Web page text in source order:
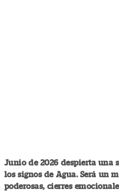
Junio de 2026 despierta una
los signos de Agua. Será un
poderosas, cierres